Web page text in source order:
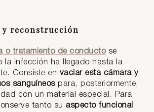
y reconstrucción
o tratamiento de conductose
la infección ha llegado hasta la
Consiste en vaciar esta cámara y
sanguíneospara, posteriormente,
con un material especial. Para
tanto su aspecto funcional